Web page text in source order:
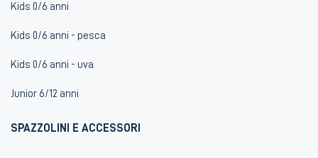
Kids 0/6 anni
Kids 0/6 anni - pesca
Kids 0/6 anni - uva
Junior 6/12 anni
SPAZZOLINI E ACCESSORI